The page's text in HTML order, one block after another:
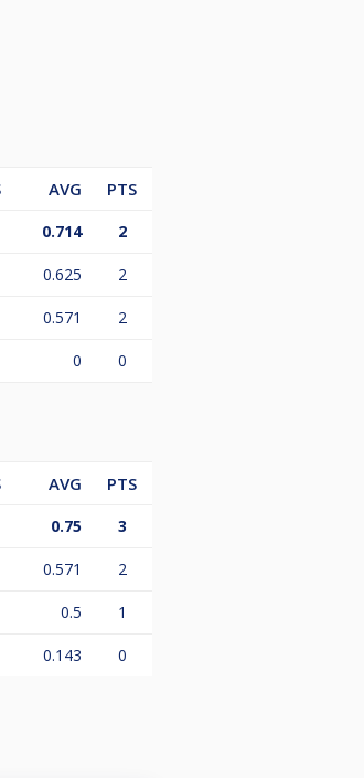
AVG
PTS
0.714 2
0.625 2
0.571 2
0 0
AVG
PTS
0.75 3
0.571 2
0.5 1
0.143 0